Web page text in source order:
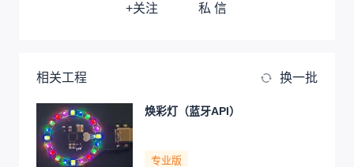
+关注 私 信
相关工程 换一批
焕彩灯（蓝牙API）
专业版